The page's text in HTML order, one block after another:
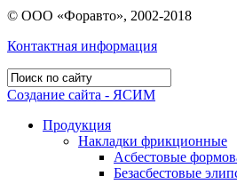
© ООО «Форавто», 2002-2018
Контактная информация
Создание сайта - ЯСИМ
Продукция
Накладки фрикционные
Асбестовые
Безасбестовые